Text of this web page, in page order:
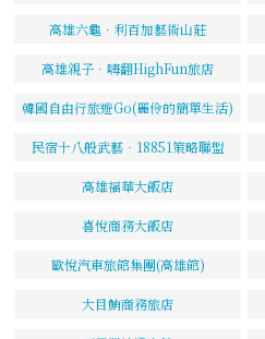
高雄六龜．利百加藝術山莊
高雄親子．嗨翻HighFun旅店
韓國自由行旅遊Go(麗伶的簡單生活)
民宿十八般武藝‧18851策略聯盟
高雄福華大飯店
喜悅商務大飯店
歐悅汽車旅館集團(高雄館)
大目鮪商務旅店